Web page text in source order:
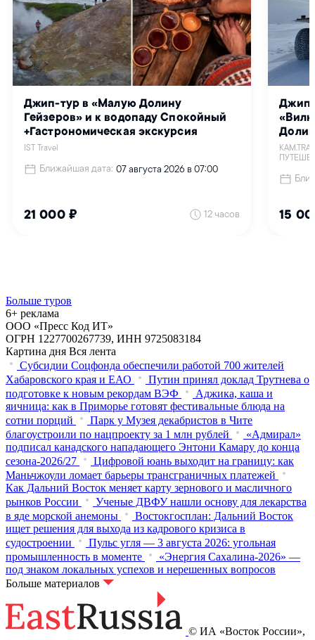
Больше туров
6+ реклама
ООО «Пресс Код ИТ»
ОГРН 1227700267739, ИНН 9725083184
Картина дня Вся лента
Субсидии Соцфонда обеспечили работой 700 жителей
Хабаровского края и ЕАО
Путин принял доклад Трутнева о
подготовке к новым рекордам ВЭФ
Аджика, каша и
яичница: как в Приморье готовят фестивальные блюда на
сотни порций
Парк у Музея декабристов в Чите
благоустроили по нацпроекту за 1 млн рублей
«Адмирал»
подписал канадского нападающего Энтони Камару до конца
сезона-2026/27
Цифровой юань выходит на границу: как
Маньчжоули ломает барьеры трансграничных платежей
Как Дальний Восток меняет карту зернового и масличного
рынков России
Ученые ДВФУ нашли основу для лекарства
в яде морской анемоны
Востокгосплан: Дальний Восток
ищет решения для выхода из кадрового кризиса в
судостроении
Пульс угля — 3 августа 2026: угольная
промышленность в моменте
«Энергия Сахалина-2026» —
под знаком локальных успехов и нерешенных вопросов
Больше материалов
© ИА «Восток России»,